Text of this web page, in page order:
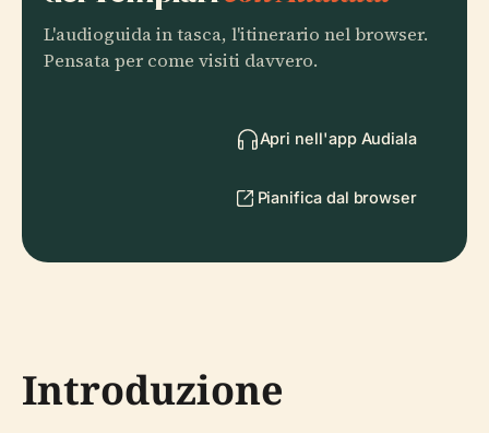
L'audioguida in tasca, l'itinerario nel browser.
Pensata per come visiti davvero.
Apri nell'app Audiala
Pianifica dal browser
Introduzione